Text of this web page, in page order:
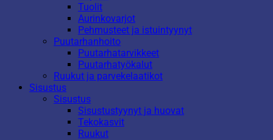
Tuolit
Aurinkovarjot
Pehmusteet ja istuintyynyt
Puutarhanhoito
Puutarhatarvikkeet
Puutarhatyökalut
Ruukut ja parvekelaatikot
Sisustus
Sisustus
Sisustustyynyt ja huovat
Tekokasvit
Ruukut